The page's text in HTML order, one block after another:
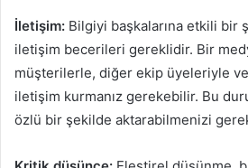
İletişim: Bilgiyi başkalarına etkili bir
iletişim becerileri gereklidir. Bir
müşterilerle, diğer ekip üyeleriyle
iletişim kurmanız gerekebilir. Bu
özlü bir şekilde aktarabilmenizi